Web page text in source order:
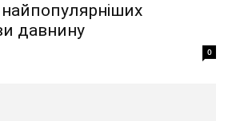
давнину
0